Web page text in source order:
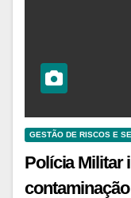
GESTÃO DE RISCOS E
Polícia Militar